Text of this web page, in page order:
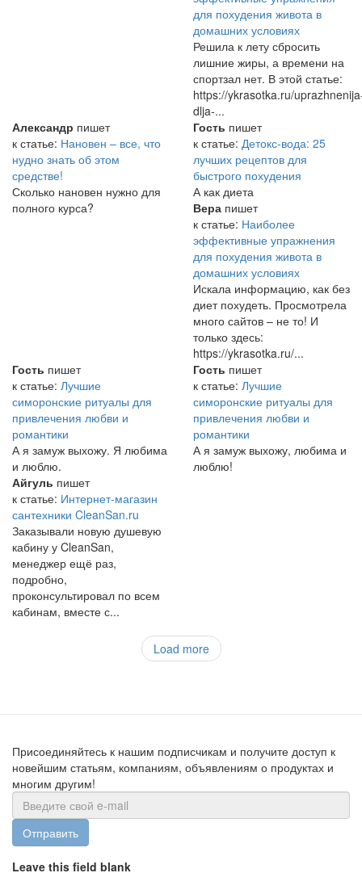
для похудения живота в
домашних условиях
Решила к лету сбросить
лишние жиры, а времени на
спортзал нет. В этой статье:
https://ykrasotka.ru/
dlja-...
Александр пишет
к статье: Нановен – все, что
нудно знать об этом
средстве!
Сколько нановен нужно для
полного курса?
Гость пишет
к статье: Детокс-вода: 25
лучших рецептов для
быстрого похудения
А как диета
Вера пишет
к статье: Наиболее
эффективные упражнения
для похудения живота в
домашних условиях
Искала информацию, как без
диет похудеть. Просмотрела
много сайтов – не то! И
только здесь:
https://ykrasotka.ru/...
Гость пишет
к статье: Лучшие
симоронские ритуалы для
привлечения любви и
романтики
А я замуж выхожу. Я любима
и люблю.
Гость пишет
к статье: Лучшие
симоронские ритуалы для
привлечения любви и
романтики
А я замуж выхожу, любима и
люблю!
Айгуль пишет
к статье: Интернет-магазин
сантехники CleanSan.ru
Заказывали новую душевую
кабину у CleanSan,
менеджер ещё раз,
подробно,
проконсультировал по всем
кабинам, вместе с...
Load more
Присоединяйтесь к нашим подписчикам и получите доступ к
новейшим статьям, компаниям, объявлениям о продуктах и
многим другим!
Отправить
Leave this field blank